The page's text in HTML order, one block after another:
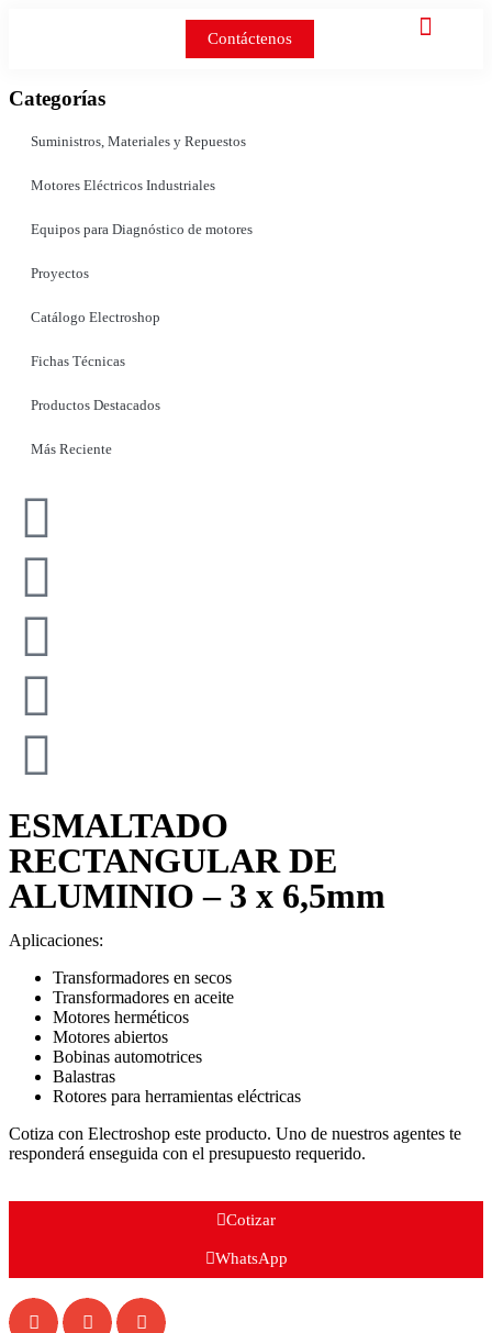
Contáctenos
Categorías
Suministros, Materiales y Repuestos
Motores Eléctricos Industriales
Equipos para Diagnóstico de motores
Proyectos
Catálogo Electroshop
Fichas Técnicas
Productos Destacados
Más Reciente
ESMALTADO
RECTANGULAR DE
ALUMINIO – 3 x 6,5mm
Aplicaciones:
Transformadores en secos
Transformadores en aceite
Motores herméticos
Motores abiertos
Bobinas automotrices
Balastras
Rotores para herramientas eléctricas
Cotiza con Electroshop este producto. Uno de nuestros agentes te
responderá enseguida con el presupuesto requerido.
Cotizar
WhatsApp